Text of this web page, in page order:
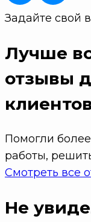
Задайте свой
Лучше
отзывы
Помогли
работы,
Смотреть все
Не